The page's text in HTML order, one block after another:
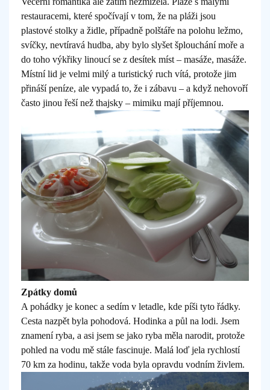
restauracemi, které spočívají v tom, že na pláži jsou
plastové stolky a židle, případně polštáře na polohu ležmo,
svíčky, nevtíravá hudba, aby bylo slyšet šplouchání moře a
do toho výkřiky linoucí se z desítek míst – masáže, masáže.
Místní lid je velmi milý a turistický ruch vítá, protože jim
přináší peníze, ale vypadá to, že i zábavu – a když nehovoří
často jinou řeší než thajsky – mimiku mají příjemnou.
Zpátky domů
A pohádky je konec a sedím v letadle, kde píši tyto řádky.
Cesta nazpět byla pohodová. Hodinka a půl na lodi. Jsem
znamení ryba, a asi jsem se jako ryba měla narodit, protože
pohled na vodu mě stále fascinuje. Malá loď jela rychlostí
70 km za hodinu, takže voda byla opravdu vodním živlem.